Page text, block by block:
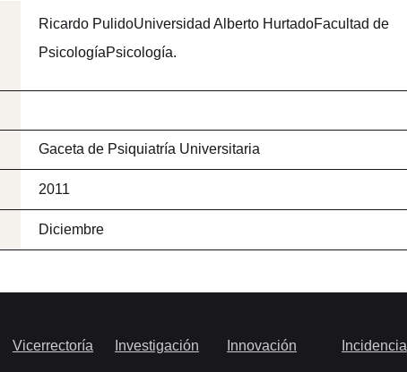
Ricardo PulidoUniversidad Alberto HurtadoFacultad de
PsicologíaPsicología.
Gaceta de Psiquiatría Universitaria
2011
Diciembre
Vicerrectoría Investigación Innovación Incidencia